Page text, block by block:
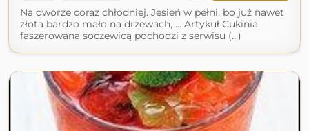
Na dworze coraz chłodniej. Jesień w pełni, bo już nawet
złota bardzo mało na drzewach, … Artykuł Cukinia
faszerowana soczewicą pochodzi z serwisu (...)